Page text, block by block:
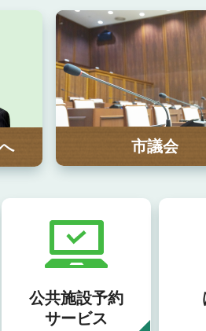
市議会
公共施設予約
サービス